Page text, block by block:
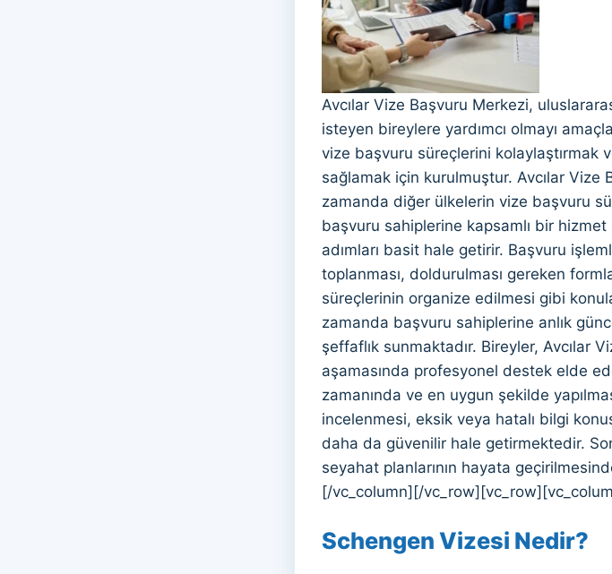
Avcılar Vize Başvuru Merkezi,
isteyen bireylere yardımcı olmayı
vize başvuru süreçlerini
sağlamak için kurulmuştur. Avcılar Vize
zamanda diğer ülkelerin vize başvuru
başvuru sahiplerine kapsamlı bir
adımları basit hale getirir. Başvuru
toplanması, doldurulması gereken
süreçlerinin organize edilmesi gibi
zamanda başvuru sahiplerine anlık
şeffaflık sunmaktadır. Bireyler, Avcılar
aşamasında profesyonel destek elde
zamanında ve en uygun şekilde
incelenmesi, eksik veya hatalı bilgi
daha da güvenilir hale getirmektedir.
seyahat planlarının hayata
[/vc_column][/
Schengen Vizesi Nedir?